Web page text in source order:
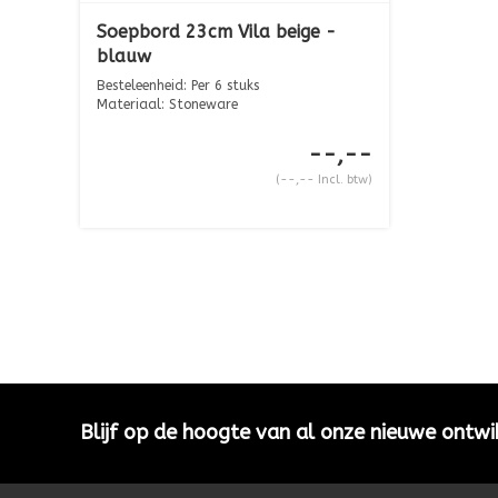
Soepbord 23cm Vila beige -
blauw
Besteleenheid: Per 6 stuks
Materiaal: Stoneware
--,--
(--,-- Incl. btw)
Blijf op de hoogte van al onze nieuwe